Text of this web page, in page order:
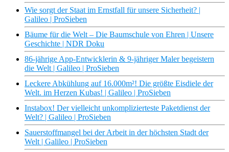
Wie sorgt der Staat im Ernstfall für unsere Sicherheit? |
Galileo | ProSieben
Bäume für die Welt – Die Baumschule von Ehren | Unsere
Geschichte | NDR Doku
86-jährige App-Entwicklerin & 9-jähriger Maler begeistern
die Welt | Galileo | ProSieben
Leckere Abkühlung auf 16.000m²! Die größte Eisdiele der
Welt. im Herzen Kubas! | Galileo | ProSieben
Instabox! Der vielleicht unkomplizierteste Paketdienst der
Welt? | Galileo | ProSieben
Sauerstoffmangel bei der Arbeit in der höchsten Stadt der
Welt | Galileo | ProSieben